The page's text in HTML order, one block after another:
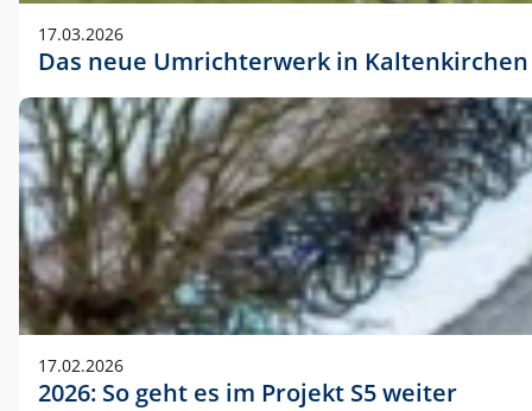
17.03.2026
Das neue Umrichterwerk in Kaltenkirchen
17.02.2026
2026: So geht es im Projekt S5 weiter